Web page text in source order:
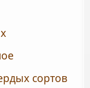
сортов